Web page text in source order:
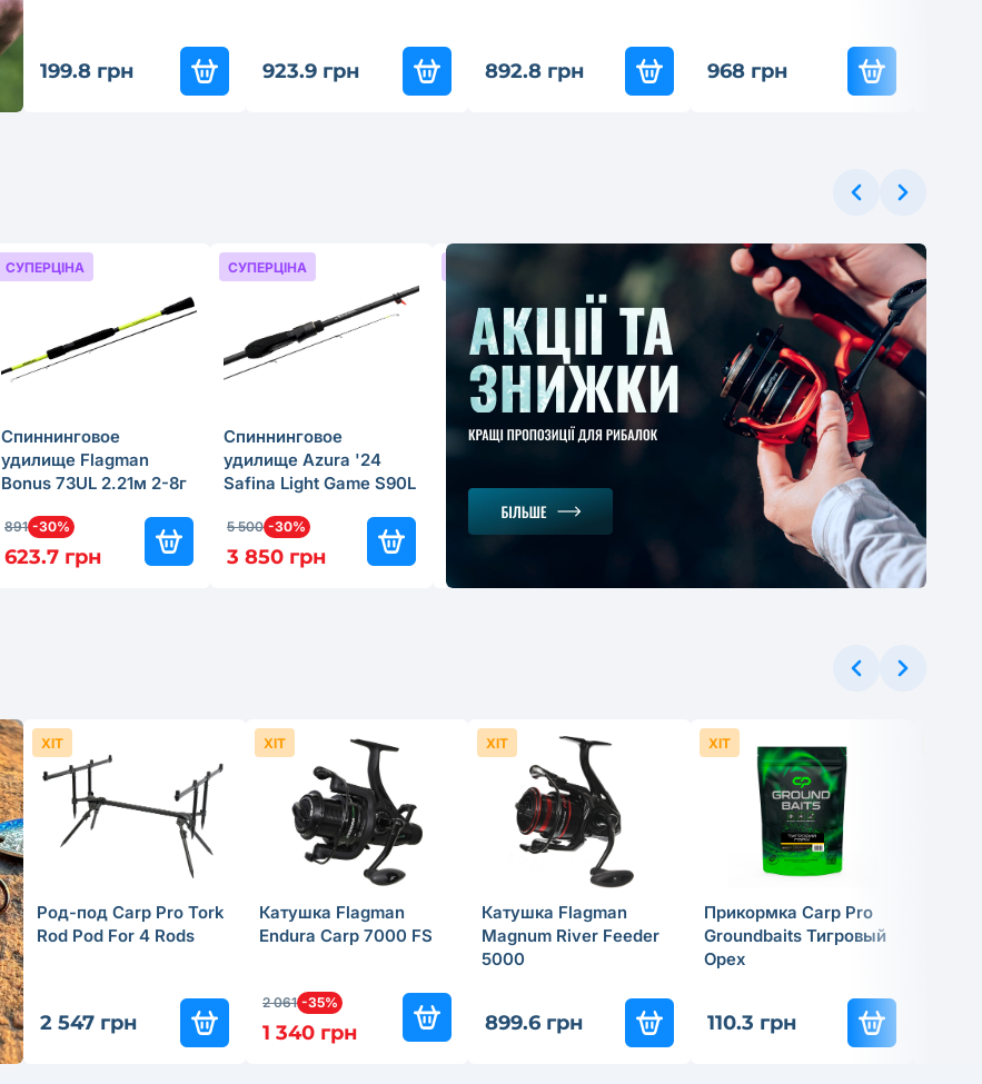
199.8 грн 923.9 грн 892.8 грн 968 грн
Катушка Flagman
Avenger Bolo 2000
Front Plastic Spool 1BB
СУПЕРЦІНА
Спиннинговое
удилище Azura '24
Safina Light Game S90L
5 500 -30%
3 850 грн
СУПЕРЦІНА
Спиннинговое
удилище Flagman
Bonus 73UL 2.21м 2-8г
891 -30%
623.7 грн
СУПЕРЦІНА
Род-под Carp Pro Tork
Rod Pod For 4 Rods
2 547 грн
ХІТ
Катушка Flagman
Endura Carp 7000 FS
2 061 -35%
1 340 грн
ХІТ
Катушка Flagman
Magnum River Feeder
5000
899.6 грн
ХІТ
Прикормка Carp Pro
Groundbaits Тигровый
Орех
110.3 грн
ХІТ